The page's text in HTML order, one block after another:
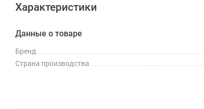
Характеристики
Данные о товаре
Бренд
Страна производства